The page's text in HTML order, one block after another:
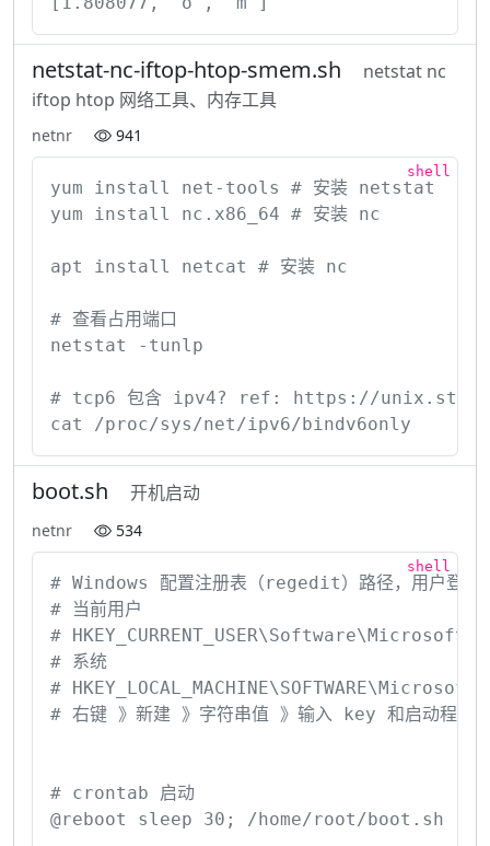
netstat-nc-iftop-htop-smem.sh
netstat nc
iftop htop 网络工具、内存工具
netnr 941
yum install net-tools # 安装 netstat
yum install nc.x86_64 # 安装 nc
apt install netcat # 安装 nc
# 查看占用端口
netstat -tunlp
# tcp6 包含 ipv4? ref: https://
cat /proc/sys/net/ipv6/bindv6only
boot.sh 开机启动
netnr 534
# Windows 配置注册表（regedit）路径，用户登录
# 当前用户
#
# 系统
#
# 右键 》新建 》字符串值 》输入 key 和启动程序
# crontab 启动
@reboot sleep 30; /home/root/boot.sh